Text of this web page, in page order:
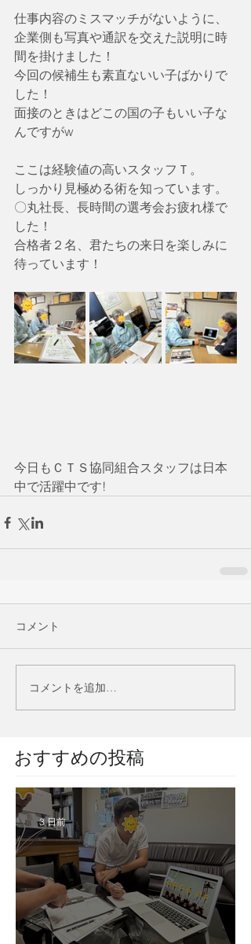
仕事内容のミスマッチがないように、
企業側も写真や通訳を交えた説明に時
間を掛けました！
今回の候補生も素直ないい子ばかりで
した！
面接のときはどこの国の子もいい子な
んですがw
ここは経験値の高いスタッフＴ。
しっかり見極める術を知っています。
〇丸社長、長時間の選考会お疲れ様で
した！
合格者２名、君たちの来日を楽しみに
待っています！
今日もＣＴＳ協同組合スタッフは日本
中で活躍中です!
コメント
コメントを追加…
​おすすめの投稿
3 日前